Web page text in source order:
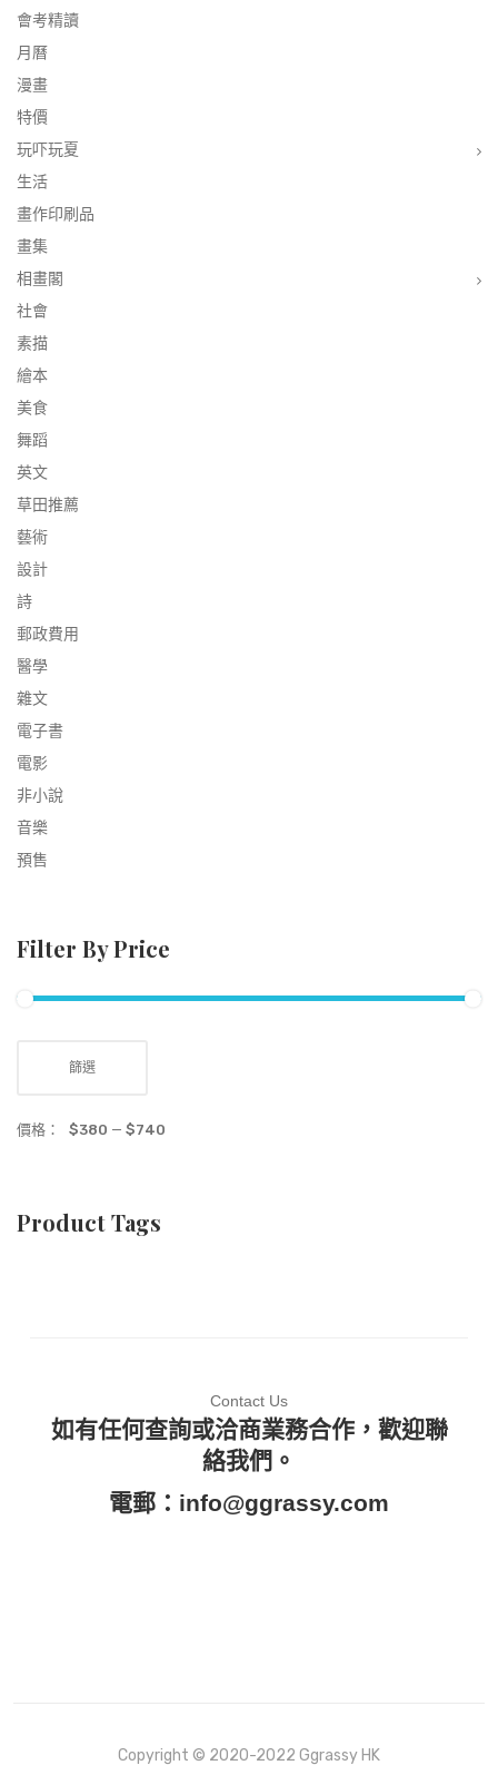
會考精讀
月曆
漫畫
特價
玩吓玩夏
生活
畫作印刷品
畫集
相畫閣
社會
素描
繪本
美食
舞蹈
英文
草田推薦
藝術
設計
詩
郵政費用
醫學
雜文
電子書
電影
非小說
音樂
預售
Filter By Price
篩選
價格： $380 — $740
Product Tags
Contact Us
如有任何查詢或洽商業務合作，歡迎聯
絡我們。
電郵： info@ggrassy.com
Copyright © 2020-2022 Ggrassy HK